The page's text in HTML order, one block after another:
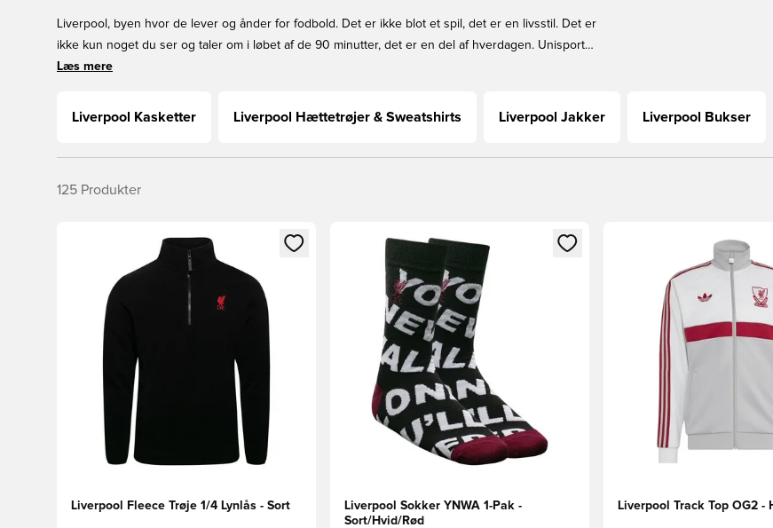
Liverpool, byen hvor de lever og ånder for fodbold. Det er ikke blot et spil, det er en livsstil. Det er
ikke kun noget du ser og taler om i løbet af de 90 minutter, det er en del af hverdagen. Unisport
er den officielle Liverpool shop i Danmark. Her kan du finde et bredt udvalg af Liverpool tøj,
Læs mere
Liverpool Kasketter Liverpool Hættetrøjer & Sweatshirts Liverpool Jakker Liverpool Bukser
125 Produkter
Åbner en Modal til at logge ind eller tilmelde dig som medlem
Liverpool Fleece Trøje 1/4 Lynlås - Sort
Åbner en Modal til at logge ind eller tilmelde dig som medlem
Liverpool Sokker YNWA 1-Pak -
Sort/Hvid/Rød
Åbner en Modal til at
Liverpool Track Top OG2 -